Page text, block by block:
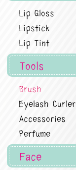
Lip Gloss
Lipstick
Lip Tint
Tools
Brush
Eyelash Curler
Accessories
Perfume
Face